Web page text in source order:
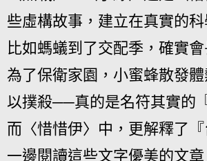
些虛構故事，建立在真實的科
比如螞蟻到了交配季，確實
為了保衛家園，小蜜蜂散發
以撲殺──真的是名符其實的
而〈惜惜伊〉中，更解釋了
一邊閱讀這些文字優美的文